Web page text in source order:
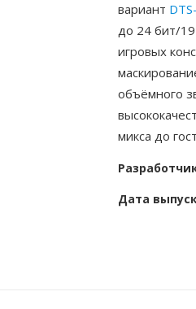
вариант
до 24 бит/
игровых
объёмного
микса до
Дата